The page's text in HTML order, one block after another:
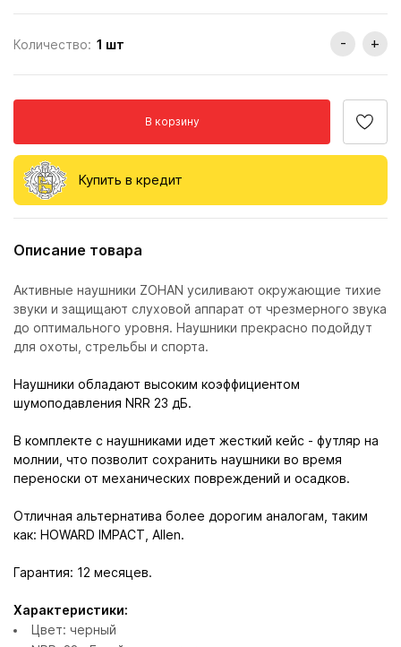
Количество: 1 шт - +
В корзину
Купить в кредит
Описание товара
Активные наушники ZOHAN усиливают окружающие тихие
звуки и защищают слуховой аппарат от чрезмерного звука
до оптимального уровня. Наушники прекрасно подойдут
для охоты, стрельбы и спорта.
Наушники обладают высоким коэффициентом
шумоподавления NRR 23 дБ.
В комплекте с наушниками идет жесткий кейс - футляр на
молнии, что позволит сохранить наушники во время
переноски от механических повреждений и осадков.
Отличная альтернатива более дорогим аналогам, таким
как: HOWARD IMPACT, Allen.
Гарантия: 12 месяцев.
Характеристики:
Цвет: черный